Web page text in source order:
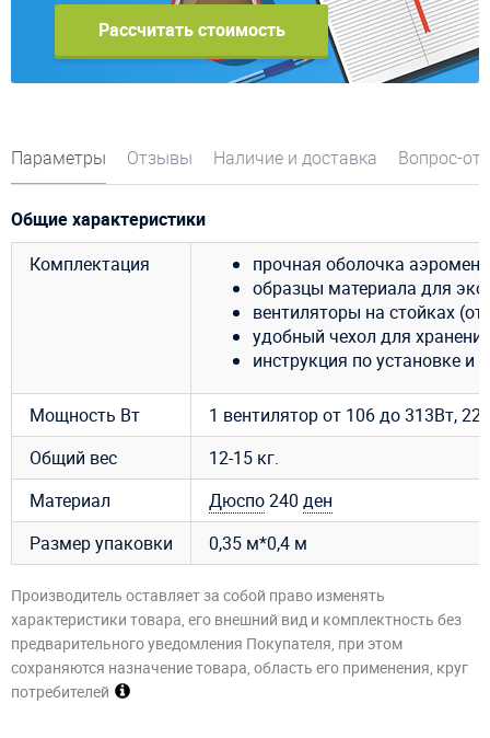
Рассчитать стоимость
Параметры Отзывы Наличие и доставка Вопрос-
Общие характеристики
Комплектация
прочная оболочка
образцы материала для
вентиляторы на стойках
удобный чехол для
инструкция по установке и
Мощность Вт
1 вентилятор от 106 до 313Вт,
Общий вес
12-15 кг.
Материал
Дюспо240 ден
Размер упаковки
0,35 м*0,4 м
Производитель оставляет за собой право изменять
характеристики товара, его внешний вид и комплектность без
предварительного уведомления Покупателя, при этом
сохраняются назначение товара, область его применения, круг
потребителей